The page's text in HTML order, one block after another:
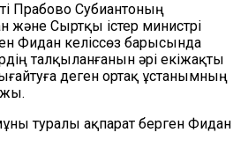
Прабово Субиантоның
және Сыртқы істер министрі
Фидан келіссөз барысында
талқыланғанын әрі екіжақты
деген ортақ ұстанымның
туралы ақпарат берген Фидан